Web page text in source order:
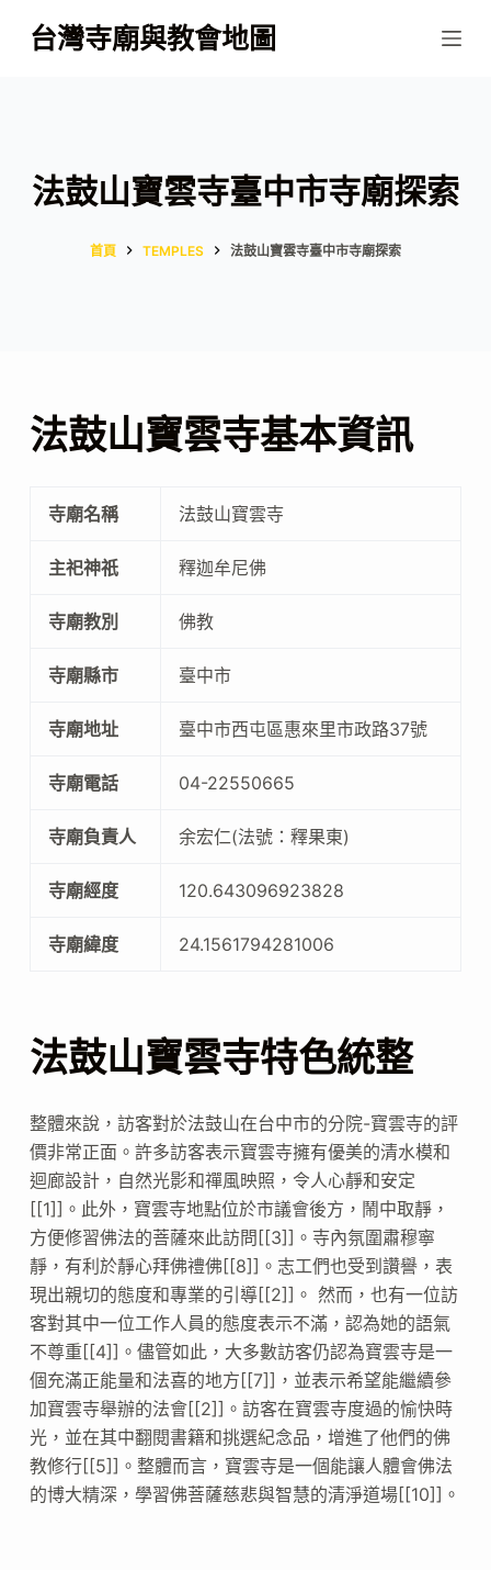
跳
至
容
台灣寺廟與教會地圖
法鼓山寶雲寺臺中市寺廟探索
首頁 TEMPLES 法鼓山寶雲寺臺中市寺廟探索
法鼓山寶雲寺基本資訊
寺廟名稱 法鼓山寶雲寺
主祀神祇 釋迦牟尼佛
寺廟教別 佛教
寺廟縣市 臺中市
寺廟地址 臺中市西屯區惠來里市政路37號
寺廟電話 04-22550665
寺廟負責人 余宏仁(法號：釋果東)
寺廟經度 120.643096923828
寺廟緯度 24.1561794281006
法鼓山寶雲寺特色統整
整體來說，訪客對於法鼓山在台中市的分院-寶雲寺的評
價非常正面。許多訪客表示寶雲寺擁有優美的清水模和
迴廊設計，自然光影和禪風映照，令人心靜和安定
[[1]]。此外，寶雲寺地點位於市議會後方，鬧中取靜，
方便修習佛法的菩薩來此訪問[[3]]。寺內氛圍肅穆寧
靜，有利於靜心拜佛禮佛[[8]]。志工們也受到讚譽，表
現出親切的態度和專業的引導[[2]]。 然而，也有一位訪
客對其中一位工作人員的態度表示不滿，認為她的語氣
不尊重[[4]]。儘管如此，大多數訪客仍認為寶雲寺是一
個充滿正能量和法喜的地方[[7]]，並表示希望能繼續參
加寶雲寺舉辦的法會[[2]]。訪客在寶雲寺度過的愉快時
光，並在其中翻閱書籍和挑選紀念品，增進了他們的佛
教修行[[5]]。整體而言，寶雲寺是一個能讓人體會佛法
的博大精深，學習佛菩薩慈悲與智慧的清淨道場[[10]]。